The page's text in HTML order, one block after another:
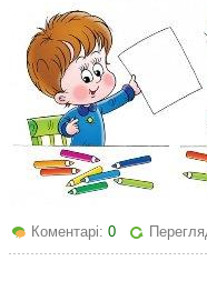
Коментарі: 0